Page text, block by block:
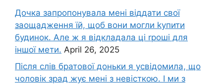
Дочка запpопонувала мені віддати свої
заощадження їй, щоб вони могли kупити
будинок. Але ж я відкладала ці rроші для
іншої мети. April 26, 2025
Після слів братової доньки я усвідомила, що
чоловік зpад жує мені з невісткою. І ми з